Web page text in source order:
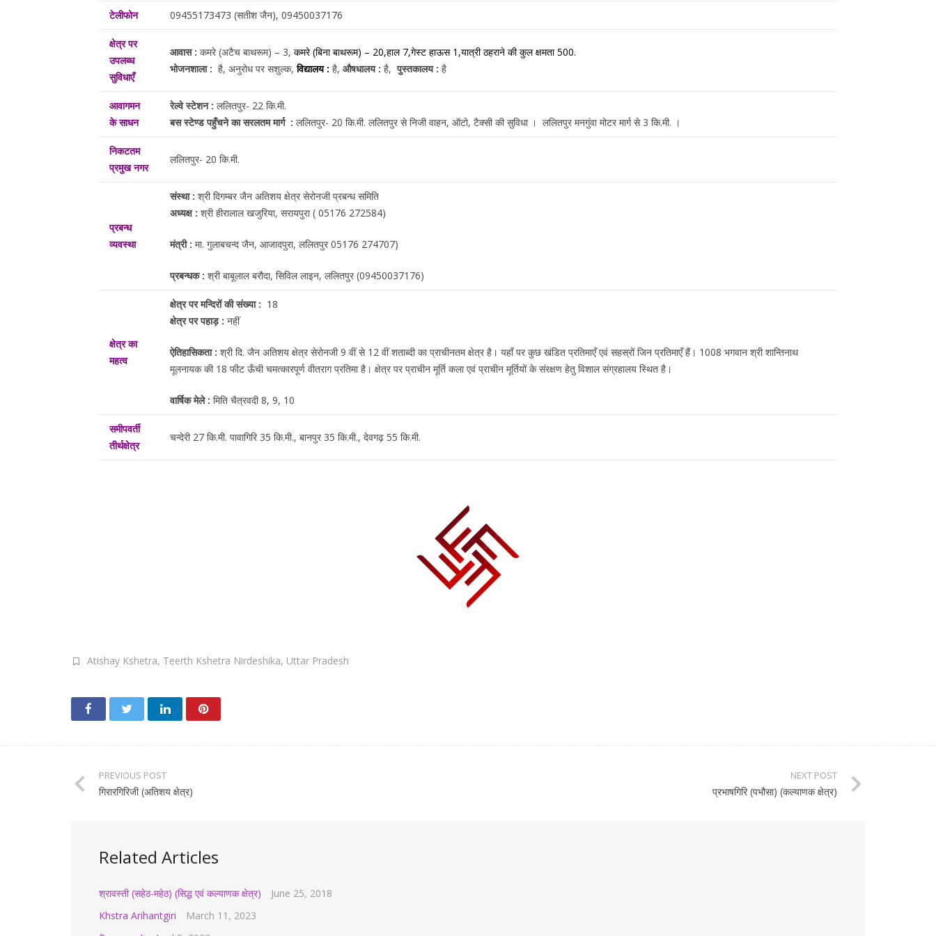
टेलीफोन 09455173473 (सतीश जैन), 09450037176
क्षेत्र पर
उपलब्ध
सुविधाएँ
आवास : कमरे (अटैच बाथरूम) – 3, कमरे (बिना बाथरूम) – 20,हाल 7,गेस्ट हाऊस 1,यात्री ठहराने की कुल क्षमता 500.
भोजनशाला : है, अनुरोध पर सशुल्क,विद्यालय : है, औषधालय : है,पुस्तकालय : है
आवागमन
के साधन
रेल्वे स्टेशन : ललितपुर- 22 कि.मी.
बस स्टेण्ड पहुँचने का सरलतम मार्ग : ललितपुर- 20 कि.मी. ललितपुर से निजी वाहन, ऑटो, टैक्सी की सुविधा । ललितपुर मनगुंवा मोटर मार्ग से 3 कि.मी. ।
निकटतम
प्रमुख नगर
ललितपुर- 20 कि.मी.
प्रबन्ध
व्यवस्था
संस्था : श्री दिगम्बर जैन अतिशय क्षेत्र सेरोनजी प्रबन्ध समिति
अध्यक्ष : श्री हीरालाल खजुरिया, सरायपुरा ( 05176 272584)
मंत्री : मा. गुलाबचन्द जैन, आजादपुरा, ललितपुर 05176 274707)
प्रबन्धक : श्री बाबूलाल बरौदा, सिविल लाइन, ललितपुर (09450037176)
क्षेत्र का
महत्व
क्षेत्र पर मन्दिरों की संख्या : 18
क्षेत्र पर पहाड़ : नहीं
ऐतिहासिकता : श्री दि. जैन अतिशय क्षेत्र सेरोनजी 9 वीं से 12 वीं शताब्दी का प्राचीनतम क्षेत्र है। यहाँ पर कुछ खंडित प्रतिमाएँ एवं सहस्रों जिन प्रतिमाएँ हैं। 1008 भगवान श्री शान्तिनाथ
मूलनायक की 18 फीट ऊँची चमत्कारपूर्ण वीतराग प्रतिमा है। क्षेत्र पर प्राचीन मूर्ति कला एवं प्राचीन मूर्तियों के संरक्षण हेतु विशाल संग्रहालय स्थित है।
वार्षिक मेले : मिति चैत्रवदी 8, 9, 10
समीपवर्ती
तीर्थक्षेत्र
चन्देरी 27 कि.मी. पावागिरि 35 कि.मी., बानपुर 35 कि.मी., देवगढ़ 55 कि.मी.
Atishay Kshetra, Teerth Kshetra Nirdeshika, Uttar Pradesh
PREVIOUS POST
गिरारगिरिजी (अतिशय क्षेत्र)
NEXT POST
प्रभाषगिरि (पभौसा) (कल्याणक क्षेत्र)
Related Articles
श्रावस्ती (सहेठ-महेठ) (सिद्ध एवं कल्याणक क्षेत्र)
June 25, 2018
Khstra Arihantgiri
March 11, 2023